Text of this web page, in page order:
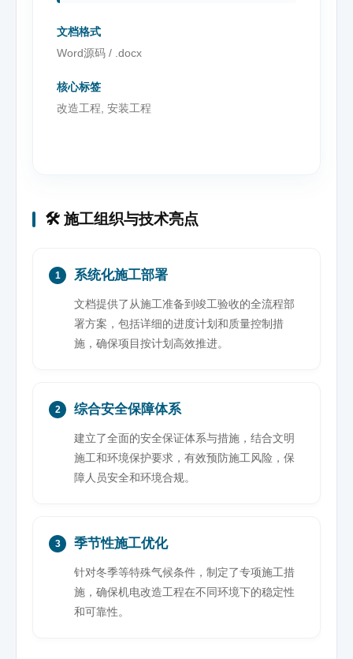
文档格式
Word源码 / .docx
核心标签
改造工程, 安装工程
🛠️ 施工组织与技术亮点
1 系统化施工部署
文档提供了从施工准备到竣工验收的全流程部
署方案，包括详细的进度计划和质量控制措
施，确保项目按计划高效推进。
2 综合安全保障体系
建立了全面的安全保证体系与措施，结合文明
施工和环境保护要求，有效预防施工风险，保
障人员安全和环境合规。
3 季节性施工优化
针对冬季等特殊气候条件，制定了专项施工措
施，确保机电改造工程在不同环境下的稳定性
和可靠性。